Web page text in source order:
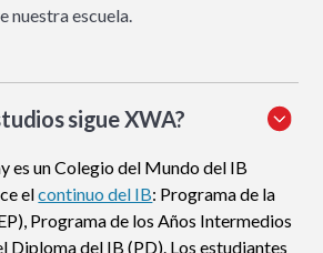
nuestra escuela.
sigue XWA?
es un Colegio del Mundo del IB
elcontinuo del IB: Programa de la
Programa de los Años Intermedios
Diploma del IB (PD). Los estudiantes